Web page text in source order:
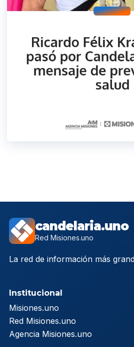
candelaria.uno
Red Misiones.uno
La red de información más
Institucional
Misiones.uno
Red Misiones.uno
Agencia Misiones.uno